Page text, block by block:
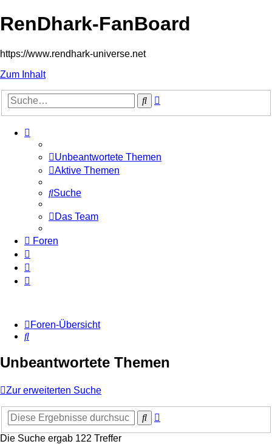
RenDhark-FanBoard
https://www.rendhark-universe.net
Zum Inhalt
Suche
Unbeantwortete Themen
Aktive Themen
Suche
Das Team
Foren
Foren-Übersicht
Suche
Unbeantwortete Themen
Zur erweiterten Suche
Suche
Die Suche ergab 122 Treffer